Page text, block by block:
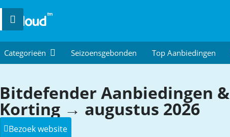
Zoek
Categorieën Seizoensgebonden Top Aanbiedingen
Bitdefender Aanbiedingen &
Korting → augustus 2026
Bezoek website